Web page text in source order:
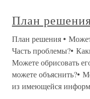
План
План решения •
Часть проблемы?•
Можете обрисовать
можете объяснить?•
из имеющейся